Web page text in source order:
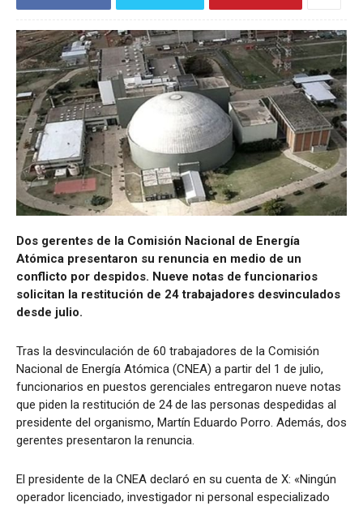
Dos gerentes de la Comisión Nacional de Energía
Atómica presentaron su renuncia en medio de un
conflicto por despidos. Nueve notas de funcionarios
solicitan la restitución de 24 trabajadores desvinculados
desde julio.
Tras la desvinculación de 60 trabajadores de la Comisión
Nacional de Energía Atómica (CNEA) a partir del 1 de julio,
funcionarios en puestos gerenciales entregaron nueve notas
que piden la restitución de 24 de las personas despedidas al
presidente del organismo, Martín Eduardo Porro. Además, dos
gerentes presentaron la renuncia.
El presidente de la CNEA declaró en su cuenta de X: «Ningún
operador licenciado, investigador ni personal especializado